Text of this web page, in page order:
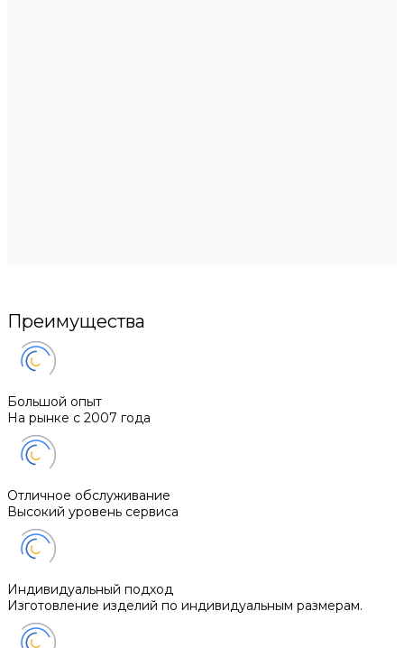
Преимущества
Большой опыт
На рынке с 2007 года
Отличное обслуживание
Высокий уровень сервиса
Индивидуальный подход
Изготовление изделий по индивидуальным размерам.